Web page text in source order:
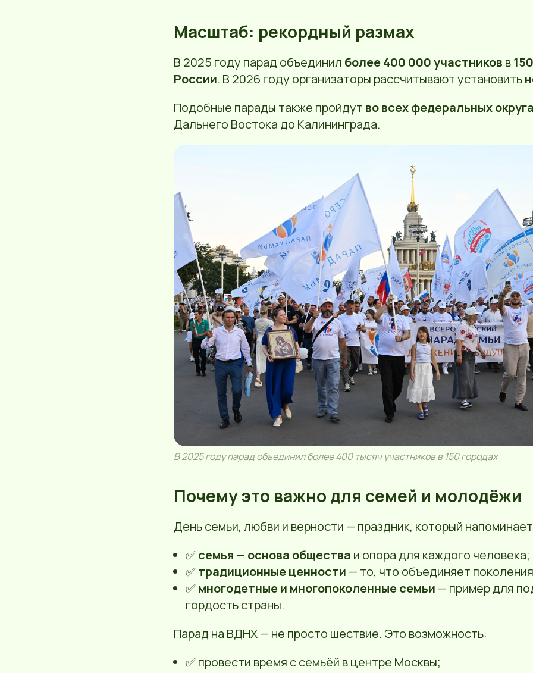
Масштаб: рекордный размах
В 2025 году парад объединил более 400 000 участников в
России. В 2026 году организаторы рассчитывают установить
Подобные парады также пройдут во всех федеральных
Дальнего Востока до Калининграда.
В 2025 году парад объединил более 400 тысяч участников в 150 городах
Почему это важно для семей и молодёжи
День семьи, любви и верности — праздник, который
✅семья — основа общества и опора для каждого человека;
✅традиционные ценности — то, что объединяет
✅многодетные и многопоколенные семьи — пример для
гордость страны.
Парад на ВДНХ — не просто шествие. Это возможность:
✅ провести время с семьёй в центре Москвы;